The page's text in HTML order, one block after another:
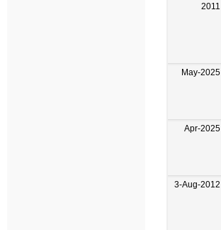
2011
May-2025
Apr-2025
3-Aug-2012